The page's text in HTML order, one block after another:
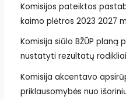
Komisijos pateiktos
kaimo plėtros 2023 2027
Komisija siūlo BŽŪP
nustatyti rezultatų
Komisija akcentavo
priklausomybės nuo